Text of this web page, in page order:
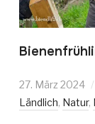
27. März 2024
Ländlich, Natur,